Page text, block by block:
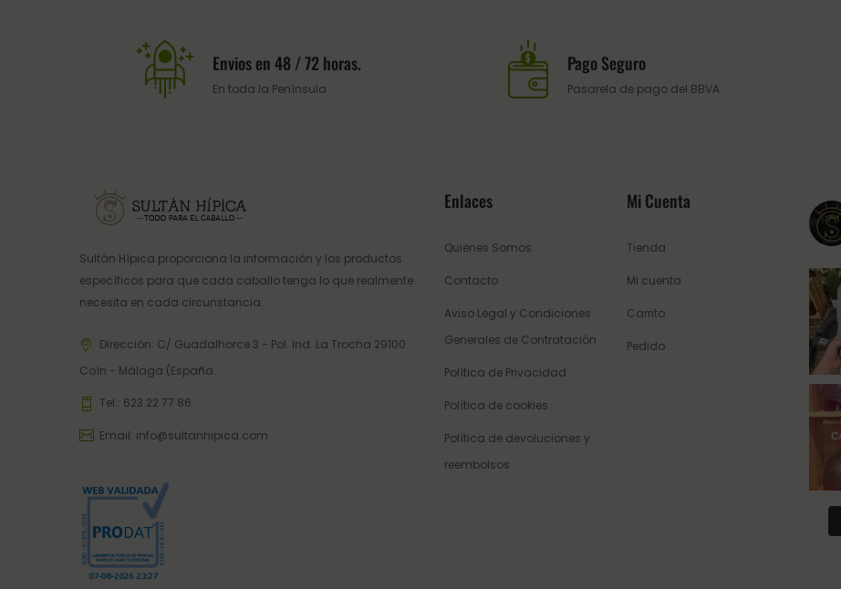
Envios en 48 / 72 horas.
En toda la Península
Pago Seguro
Pasarela de pago del BBVA
Sultán Hípica proporciona la información y los productos
específicos para que cada caballo tenga lo que realmente
necesita en cada circunstancia.
Dirección: C/ Guadalhorce 3 - Pol. Ind. La Trocha 29100
Coín - Málaga (España.
Tel.: 623 22 77 86
Email: info@sultanhipica.com
Enlaces
Quienes Somos
Contacto
Aviso Legal y Condiciones
Generales de Contratación
Política de Privacidad
Política de cookies
Política de devoluciones y
reembolsos
Mi Cuenta
Tienda
Mi cuenta
Carrito
Pedido